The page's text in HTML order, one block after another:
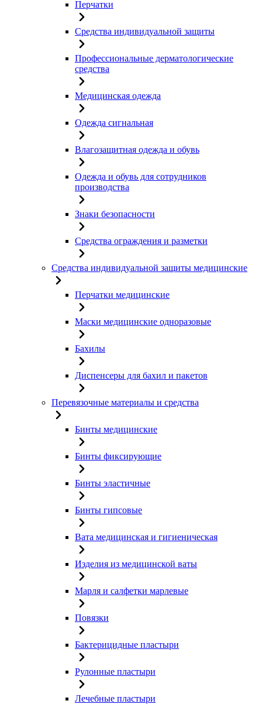
Перчатки
Средства индивидуальной защиты
Профессиональные дерматологические
средства
Медицинская одежда
Одежда сигнальная
Влагозащитная одежда и обувь
Одежда и обувь для сотрудников
производства
Знаки безопасности
Средства ограждения и разметки
Средства индивидуальной защиты медицинские
Перчатки медицинские
Маски медицинские одноразовые
Бахилы
Диспенсеры для бахил и пакетов
Перевязочные материалы и средства
Бинты медицинские
Бинты фиксирующие
Бинты эластичные
Бинты гипсовые
Вата медицинская и гигиеническая
Изделия из медицинской ваты
Марля и салфетки марлевые
Повязки
Бактерицидные пластыри
Рулонные пластыри
Лечебные пластыри